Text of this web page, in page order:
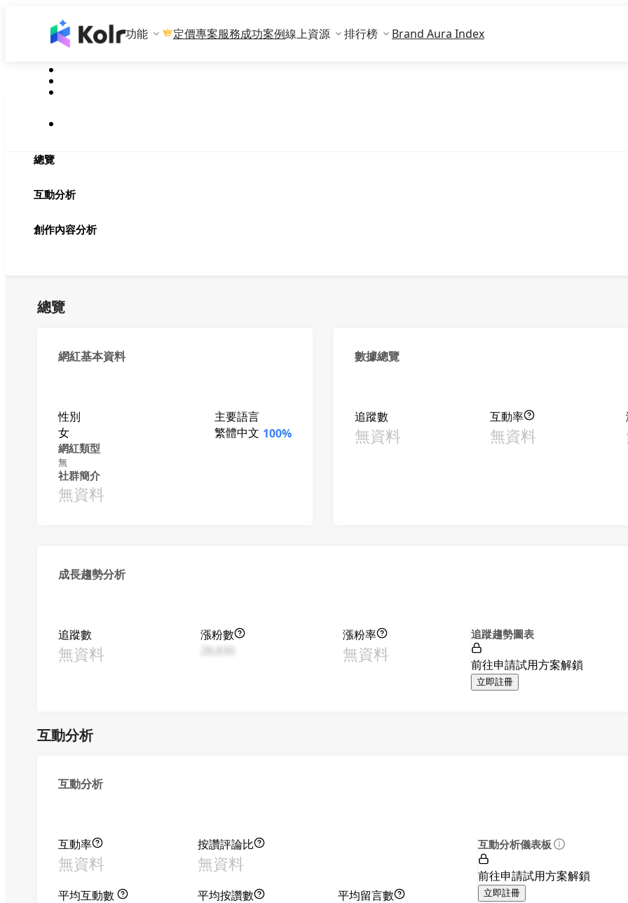
功能 定價專案服務成功案例線上資源 排行榜 Brand Aura Index
總覽
互動分析
創作內容分析
總覽
網紅基本資料
性別
女
主要語言
繁體中文 100%
網紅類型
無
社群簡介
無資料
數據總覽
追蹤數
無資料
互動率
無資料
成長趨勢分析
追蹤數
無資料
漲粉數
漲粉率
無資料
追蹤趨勢圖表
前往申請試用方案解鎖
立即註冊
互動分析
互動分析
互動率
無資料
按讚評論比
無資料
平均互動數 平均按讚數 平均留言數
互動分析儀表板
前往申請試用方案解鎖
立即註冊